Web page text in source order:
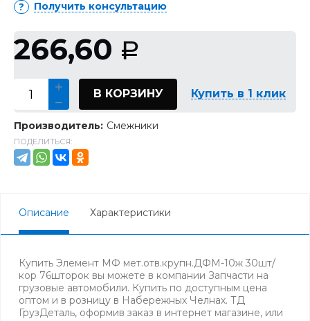
Получить консультацию
266,60 Р
В КОРЗИНУ Купить в 1 клик
Производитель: Смежники
ПОДЕЛИТЬСЯ:
Описание Характеристики
Купить Элемент МФ мет.отв.крупн.ДФМ-10ж 30шт/
кор 76шторок вы можете в компании Запчасти на
грузовые автомобили. Купить по доступным цена
оптом и в розницу в Набережных Челнах. ТД
ГрузДеталь, оформив заказ в интернет магазине, или